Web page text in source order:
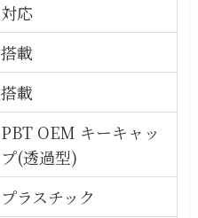
対応
搭載
搭載
PBT OEM キーキャッ
プ(透過型)
プラスチック